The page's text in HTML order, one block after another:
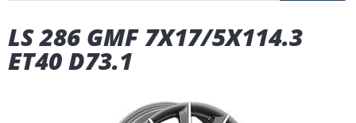
LS 286 GMF 7X17/5X114.3
ET40 D73.1